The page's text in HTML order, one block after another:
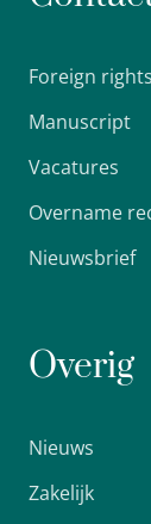
Foreign rights
Manuscript
Vacatures
Overname
Nieuwsbrief
Overig
Nieuws
Zakelijk